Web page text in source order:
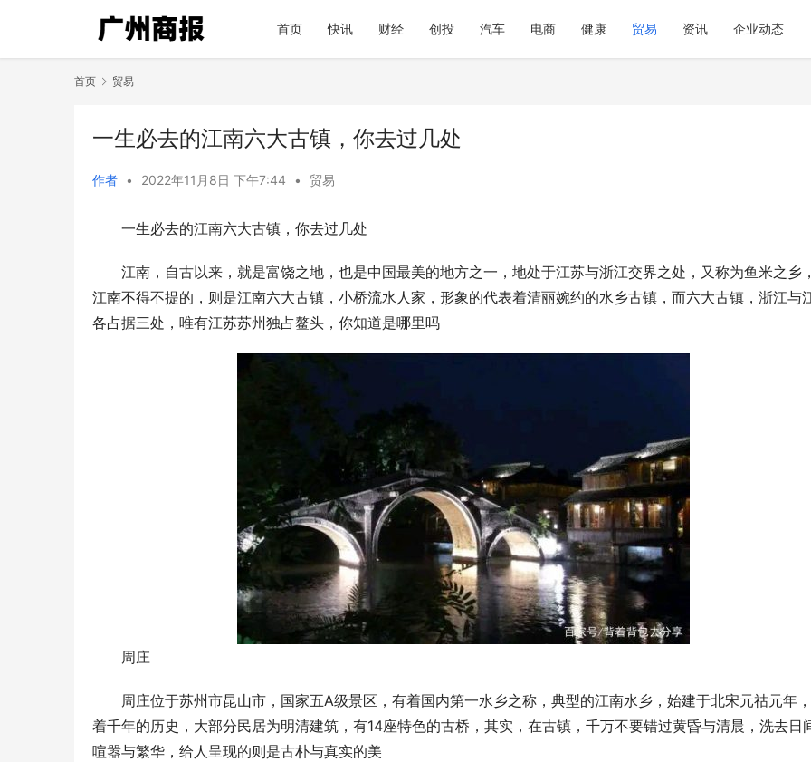
首页 快讯 财经 创投 汽车 电商 健康 贸易 资讯 企业动态
首页 贸易
一生必去的江南六大古镇，你去过几处
作者 • 2022年11月8日 下午7:44 • 贸易
一生必去的江南六大古镇，你去过几处
江南，自古以来，就是富饶之地，也是中国最美的地方之一，地处于江苏与浙江交界之处，又称为鱼米之乡
江南不得不提的，则是江南六大古镇，小桥流水人家，形象的代表着清丽婉约的水乡古镇，而六大古镇，浙江与
各占据三处，唯有江苏苏州独占鳌头，你知道是哪里吗
周庄
周庄位于苏州市昆山市，国家五A级景区，有着国内第一水乡之称，典型的江南水乡，始建于北宋元祜元年
着千年的历史，大部分民居为明清建筑，有14座特色的古桥，其实，在古镇，千万不要错过黄昏与清晨，洗去日
喧嚣与繁华，给人呈现的则是古朴与真实的美